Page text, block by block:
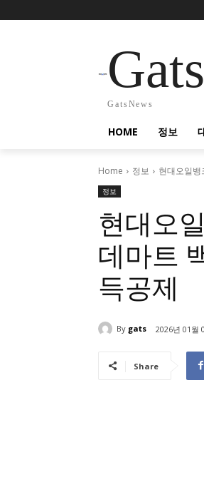
GatsNews
HOME 정보
Home 정보 현대오일
정보
현대오
데마트
득공제
By gats 2026년 01월
Share